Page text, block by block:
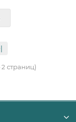
2 страниц)